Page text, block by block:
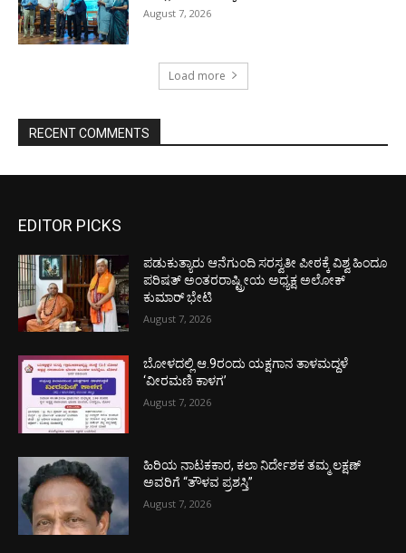
August 7, 2026
Load more
RECENT COMMENTS
EDITOR PICKS
ಪಡುಕುತ್ಯಾರು ಆನೆಗುಂದಿ ಸರಸ್ವತೀ ಪೀಠಕ್ಕೆ ವಿಶ್ವ ಹಿಂದೂ
ಪರಿಷತ್ ಅಂತರರಾಷ್ಟ್ರೀಯ ಅಧ್ಯಕ್ಷ ಅಲೋಕ್
ಕುಮಾರ್ ಭೇಟಿ
August 7, 2026
ಬೋಳದಲ್ಲಿ ಆ.9ರಂದು ಯಕ್ಷಗಾನ ತಾಳಮದ್ದಳೆ
‘ವೀರಮಣಿ ಕಾಳಗ’
August 7, 2026
ಹಿರಿಯ ನಾಟಕಕಾರ, ಕಲಾ ನಿರ್ದೇಶಕ ತಮ್ಮ ಲಕ್ಷಣ್
ಅವರಿಗೆ “ತೌಳವ ಪ್ರಶಸ್ತಿ”
August 7, 2026